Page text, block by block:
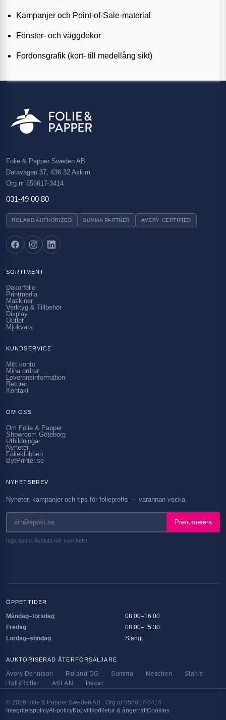
Kampanjer och Point-of-Sale-material
Fönster- och väggdekor
Fordonsgrafik (kort- till medellång sikt)
Folie & Papper Sweden AB
Datavägen 37, 436 32 Askim
Org.nr 556617-3414
031-49 00 80
ROLAND AUTHORIZED SUMMA PARTNER AVERY CERTIFIED
SORTIMENT
Dekorfolie
Printmedia
Maskiner
Verktyg & Tillbehör
Display
Outlet
Mjukvara
KUNDSERVICE
Mitt konto
Mina ordrar
Leveransinformation
Returer
Kontakt
OM OSS
Om Folie & Papper
Showroom Göteborg
Utbildningar
Nyheter
Folieklubben
BytPrinter.se
NYHETSBREV
Nyheter, kampanjer och tips för folieproffs — varannan vecka.
Prenumerera
Inga spam. Avsluta när som helst.
ÖPPETTIDER
Måndag–torsdag
08:00–16:00
Fredag
08:00–15:30
Lördag–söndag
Stängt
AUKTORISERAD ÅTERFÖRSÄLJARE
Avery Dennison Roland DG Summa Neschen Stahls
RollsRoller
ASLAN Decal
© 2026 Folie & Papper Sweden AB · Org.nr 556617-3414
IntegritetspolicyAI-policyKöpvillkorRetur & ångerrättCookies